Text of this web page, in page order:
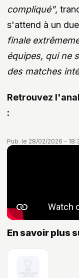
compliqué",
s'attend à un
finale
équipes, qui ne
des matches
Retrouvez
:
Pub. le 28/02/2026 -
En savoir plus